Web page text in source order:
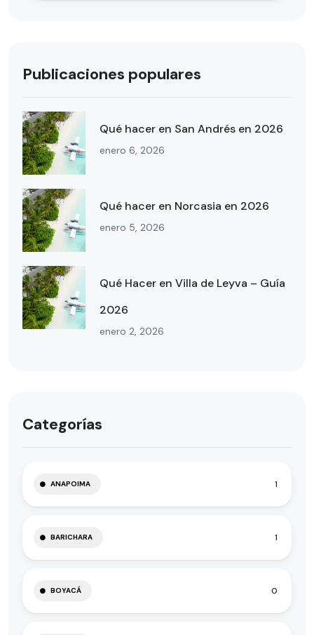
Publicaciones populares
Qué hacer en San Andrés en 2026
enero 6, 2026
Qué hacer en Norcasia en 2026
enero 5, 2026
Qué Hacer en Villa de Leyva – Guía
2026
enero 2, 2026
Categorías
ANAPOIMA 1
BARICHARA 1
BOYACÁ 0